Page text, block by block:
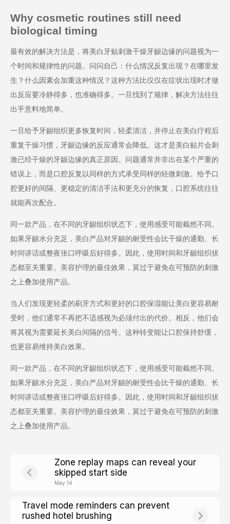
Why cosmetic routines still need
biological timing
最有效的解决方法是，将美白牙贴刺激干燥牙龈边缘的问题视为一
个时间和规律性的问题。问问自己：什么情况反复出现？在哪里发
生？什么因素会加重这种情况？这种方法比仅仅在症状出现时才做
出反应要冷静得多，也准确得多。一旦找到了规律，解决方法往往
出乎意料地简单。
一旦给予牙龈组织更多恢复时间，轻柔清洁，并停止在美白疗程后
重复干燥习惯，牙龈边缘的反应通常会降低。这才是美白贴片会刺
激已经干燥的牙龈边缘的真正原因。问题通常并非出在某个严重的
错误上，而是口腔反复以同样的方式承受同样的轻微刺激。给予口
腔更好的间隔、更稳定的清洁手法和更充分的恢复，口腔系统往往
就能再次配合。
同一款产品，在不同的牙龈组织状态下，使用感受可能截然不同。
如果牙龈水分充足，美白产品对牙龈的耐受性会比干燥的通勤、长
时间讲话或整夜张口呼吸后好得多。因此，使用时间和牙龈组织状
态都至关重要。美容护理的最佳效果，莫过于避免在可预防的刺激
之上叠加使用产品。
当人们发现更轻柔的刷牙方式和更好的口腔保湿能让美白更容易耐
受时，他们通常不再把不适感视为必须付出的代价。相反，他们会
将其视为需要延长美白间隔的信号。这种转变能让口腔保持舒缓，
也更容易维持美白效果。
同一款产品，在不同的牙龈组织状态下，使用感受可能截然不同。
如果牙龈水分充足，美白产品对牙龈的耐受性会比干燥的通勤、长
时间讲话或整夜张口呼吸后好得多。因此，使用时间和牙龈组织状
态都至关重要。美容护理的最佳效果，莫过于避免在可预防的刺激
之上叠加使用产品。
Zone replay maps can reveal your
skipped start side
May 14
Travel mode reminders can prevent
rushed hotel brushing